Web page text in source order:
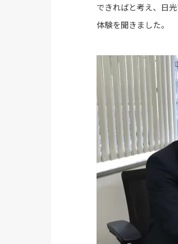
できればと考え、日
体験を聞きました。